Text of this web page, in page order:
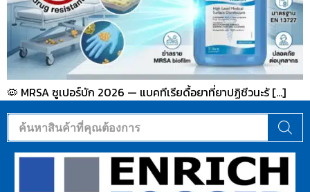
🦠 MRSA ซูเปอร์บัก 2026 — แบคทีเรียดื้อยาที่ยาปฏิชีวนะรั […]